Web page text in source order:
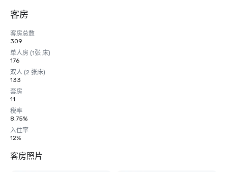
客房
客房总数
309
单人房 (1张 床)
176
双人 (2 张床)
133
套房
11
税率
8.75%
入住率
12%
客房照片